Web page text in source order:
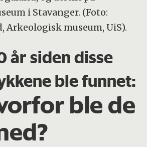
i Stavanger. (Foto:
museum, UiS).
år siden disse
ble funnet:
ble de